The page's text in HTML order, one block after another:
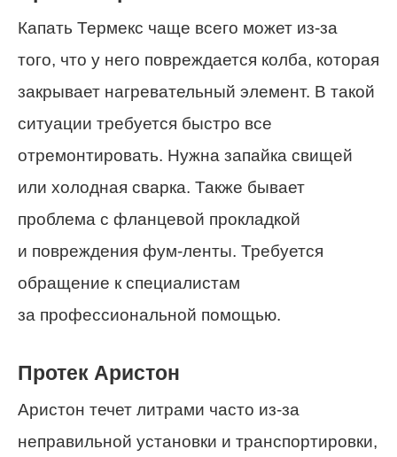
Капать Термекс чаще всего может из-за
того, что у него повреждается колба, которая
закрывает нагревательный элемент. В такой
ситуации требуется быстро все
отремонтировать. Нужна запайка свищей
или холодная сварка. Также бывает
проблема с фланцевой прокладкой
и повреждения фум-ленты. Требуется
обращение к специалистам
за профессиональной помощью.
Протек Аристон
Аристон течет литрами часто из-за
неправильной установки и транспортировки,